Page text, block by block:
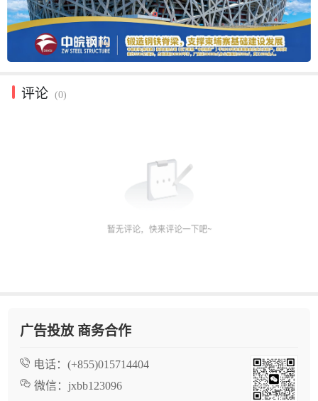
评论 (0)
广告投放 商务合作
电话： (+855)015714404
微信： jxbb123096